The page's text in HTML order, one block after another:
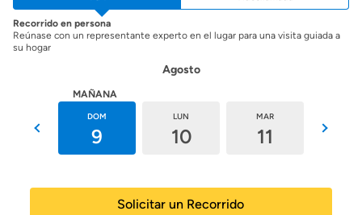
Recorrido en persona
Reúnase con un representante experto en el lugar para una visita guiada a
su hogar
Agosto
MAÑANA
DOM
9
LUN
10
MAR
11
Solicitar un Recorrido